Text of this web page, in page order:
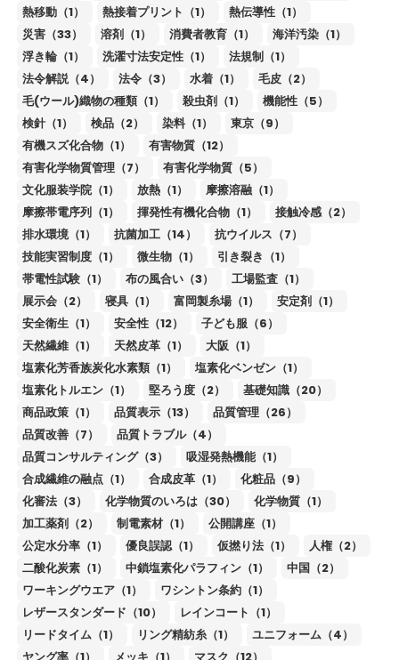
熱移動（1）
熱接着プリント（1）
熱伝導性（1）
災害（33）
溶剤（1） 消費者教育（1）
海洋汚染（1）
浮き輪（1）
洗濯寸法安定性（1）
法規制（1）
法令解説（4）
法令（3） 水着（1）
毛皮（2）
毛(ウール)織物の種類（1）
殺虫剤（1）
機能性（5）
検針（1）
検品（2） 染料（1）
東京（9）
有機スズ化合物（1）
有害物質（12）
有害化学物質管理（7）
有害化学物質（5）
文化服装学院（1）
放熱（1）
摩擦溶融（1）
摩擦帯電序列（1）
揮発性有機化合物（1）
接触冷感（2）
排水環境（1）
抗菌加工（14）
抗ウイルス（7）
技能実習制度（1）
微生物（1）
引き裂き（1）
帯電性試験（1）
布の風合い（3）
工場監査（1）
展示会（2）
寝具（1） 富岡製糸場（1）
安定剤（1）
安全衛生（1）
安全性（12）
子ども服（6）
天然繊維（1）
天然皮革（1）
大阪（1）
塩素化芳香族炭化水素類（1）
塩素化ベンゼン（1）
塩素化トルエン（1）
堅ろう度（2）
基礎知識（20）
商品政策（1）
品質表示（13）
品質管理（26）
品質改善（7）
品質トラブル（4）
品質コンサルティング（3）
吸湿発熱機能（1）
合成繊維の融点（1）
合成皮革（1）
化粧品（9）
化審法（3）
化学物質のいろは（30）
化学物質（1）
加工薬剤（2）
制電素材（1）
公開講座（1）
公定水分率（1）
優良誤認（1） 仮撚り法（1）
人権（2）
二酸化炭素（1）
中鎖塩素化パラフィン（1）
中国（2）
ワーキングウエア（1）
ワシントン条約（1）
レザースタンダード（10）
レインコート（1）
リードタイム（1）
リング精紡糸（1）
ユニフォーム（4）